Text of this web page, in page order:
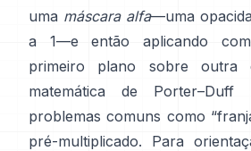
uma máscara alfa—uma
a 1—e então aplicando
primeiro plano sobre outra
matemática de Porter–Duff
problemas comuns como
pré-multiplicado. Para